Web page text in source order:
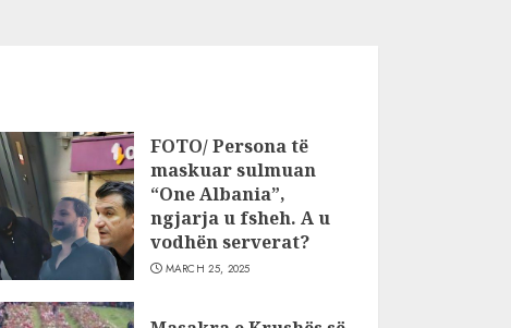
FOTO/ Persona të
maskuar sulmuan
“One Albania”,
ngjarja u fsheh. A u
vodhën serverat?
MARCH 25, 2025